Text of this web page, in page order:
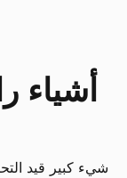
أشياء
شيء كبير قيد